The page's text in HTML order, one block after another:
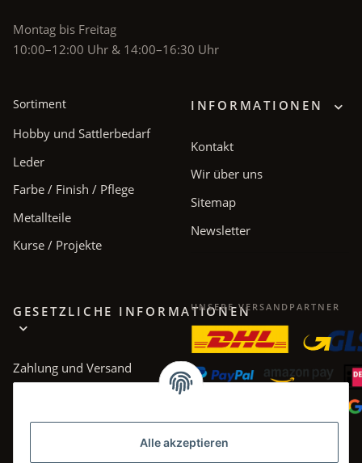
Alle akzeptieren
Montag bis Freitag
10:00–12:00 Uhr & 14:00–16:30 Uhr
Sortiment
Hobby und Sattlerbedarf
Leder
Farbe / Finish / Pflege
Metallteile
Kurse / Projekte
INFORMATIONEN
Kontakt
Wir über uns
Sitemap
Newsletter
GESETZLICHE INFORMATIONEN
Zahlung und Versand
Datenschutz
UNSERE VERSANDPARTNER